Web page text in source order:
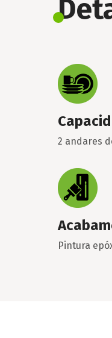
2 andares
Pintura